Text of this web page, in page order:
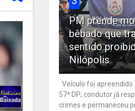
PM prende
bêbado que
sentido
Nilópolis
Veículo foi apreendido
57ª DP; condutor já
crimes e permaneceu